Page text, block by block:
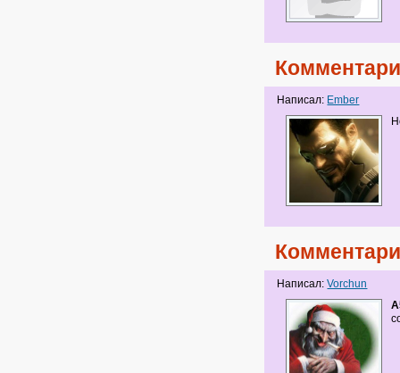
Написал: Ember
Написал:Vorchun